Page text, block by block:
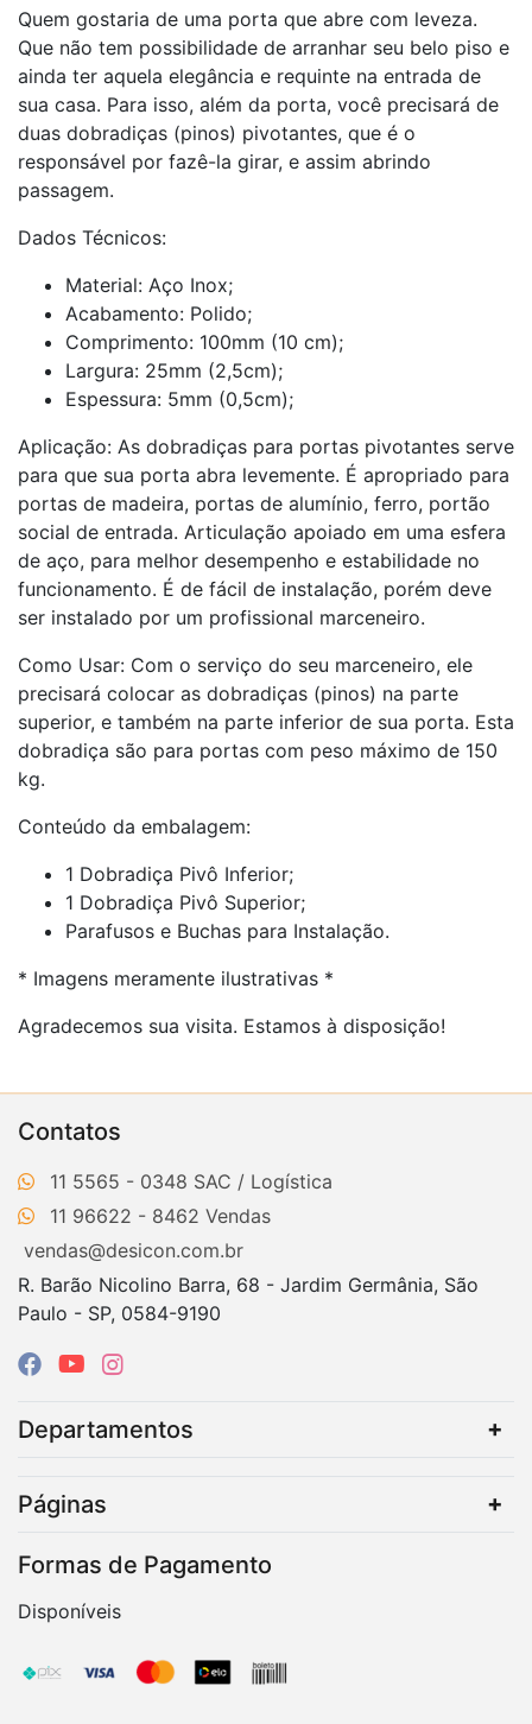
Quem gostaria de uma porta que abre com leveza.
Que não tem possibilidade de arranhar seu belo piso e
ainda ter aquela elegância e requinte na entrada de
sua casa. Para isso, além da porta, você precisará de
duas dobradiças (pinos) pivotantes, que é o
responsável por fazê-la girar, e assim abrindo
passagem.
Dados Técnicos:
Material: Aço Inox;
Acabamento: Polido;
Comprimento: 100mm (10 cm);
Largura: 25mm (2,5cm);
Espessura: 5mm (0,5cm);
Aplicação: As dobradiças para portas pivotantes serve
para que sua porta abra levemente. É apropriado para
portas de madeira, portas de alumínio, ferro, portão
social de entrada. Articulação apoiado em uma esfera
de aço, para melhor desempenho e estabilidade no
funcionamento. É de fácil de instalação, porém deve
ser instalado por um profissional marceneiro.
Como Usar: Com o serviço do seu marceneiro, ele
precisará colocar as dobradiças (pinos) na parte
superior, e também na parte inferior de sua porta. Esta
dobradiça são para portas com peso máximo de 150
kg.
Conteúdo da embalagem:
1 Dobradiça Pivô Inferior;
1 Dobradiça Pivô Superior;
Parafusos e Buchas para Instalação.
* Imagens meramente ilustrativas *
Agradecemos sua visita. Estamos à disposição!
Contatos
11 5565 - 0348
11 96622 - 8462
vendas@desicon.com.br
R. Barão Nicolino Barra, 68 - Jardim Germânia, São
Paulo - SP, 0584-9190
Departamentos
Páginas
Formas de Pagamento
Disponíveis